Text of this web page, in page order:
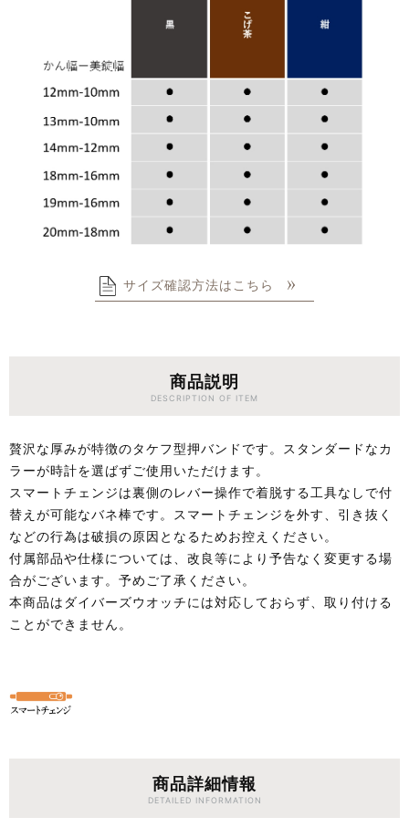
サイズ確認方法はこちら
商品説明
DESCRIPTION OF ITEM
贅沢な厚みが特徴のタケフ型押バンドです。スタンダードなカ
ラーが時計を選ばずご使用いただけます。
スマートチェンジは裏側のレバー操作で着脱する工具なしで付
替えが可能なバネ棒です。スマートチェンジを外す、引き抜く
などの行為は破損の原因となるためお控えください。
付属部品や仕様については、改良等により予告なく変更する場
合がございます。予めご了承ください。
本商品はダイバーズウオッチには対応しておらず、取り付ける
ことができません。
商品詳細情報
DETAILED INFORMATION